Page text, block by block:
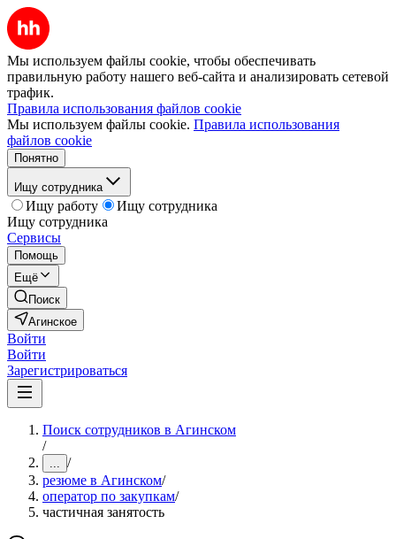
Мы используем файлы cookie, чтобы обеспечивать
правильную работу нашего веб-сайта и анализировать сетевой
трафик.
Правила использования файлов cookie
Мы используем файлы cookie. Правила использования
файлов cookie
Понятно
Ищу сотрудника
Ищу работу
Ищу сотрудника
Ищу сотрудника
Сервисы
Помощь
Ещё
Поиск
Агинское
Войти
Войти
Зарегистрироваться
Поиск сотрудников в Агинском
/
... /
резюме в Агинском/
оператор по закупкам/
частичная занятость